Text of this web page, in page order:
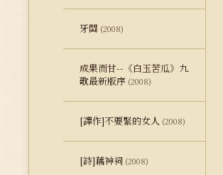
牙關 (2008)
成果而甘--《白玉苦瓜》九
歌最新版序 (2008)
[譯作]不要緊的女人 (2008)
[詩]藕神祠 (2008)